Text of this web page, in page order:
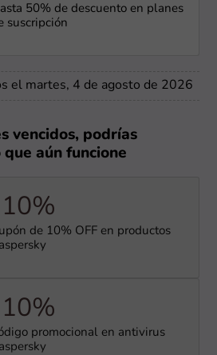
50% de descuento en planes
suscripción
el martes, 4 de agosto de 2026
vencidos, podrías
aún funcione
de 10% OFF en productos
promocional en antivirus